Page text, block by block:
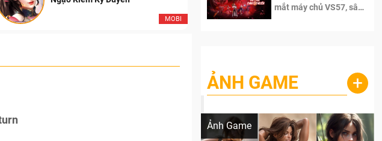
MOBI
mắt máy chủ VS57, sân
ẢNH GAME +
Ảnh Game
Lala Croft vừa nóng vừa xinh dưới nét vẽ